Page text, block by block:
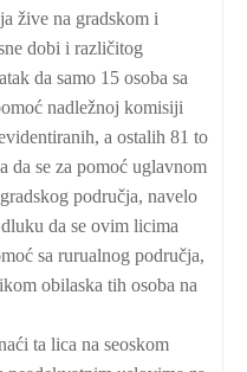
žive na gradskom i
dobi i različitog
da samo 15 osoba sa
nadležnoj komisiji
a ostalih 81 to
da se za pomoć uglavnom
područja, navelo
da se ovim licima
sa rurualnog područja,
obilaska tih osoba na
ta lica na seoskom